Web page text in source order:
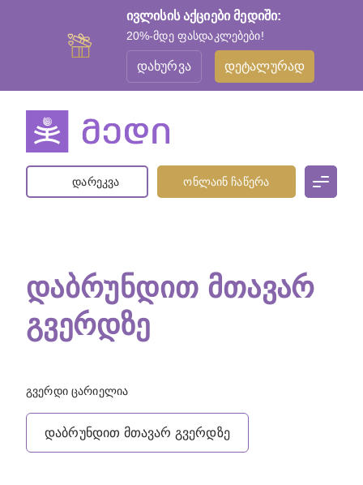
ივლისის აქციები მედიში:
20%-მდე ფასდაკლებები!
დახურვა დეტალურად
დარეკვა ონლაინ ჩაწერა
ᲓᲐᲑᲠᲣᲜᲓᲘᲗ ᲛᲗᲐᲕᲐᲠ
ᲒᲕᲔᲠᲓᲖᲔ
გვერდი ცარიელია
დაბრუნდით მთავარ გვერდზე